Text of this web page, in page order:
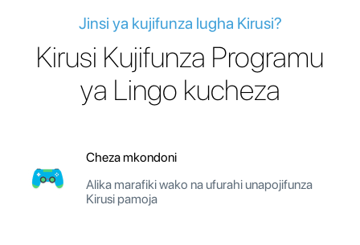
Jinsi ya kujifunza lugha Kirusi?
Kirusi Kujifunza Programu
ya Lingo kucheza
Cheza mkondoni
Alika marafiki wako na ufurahi unapojifunza
Kirusi pamoja